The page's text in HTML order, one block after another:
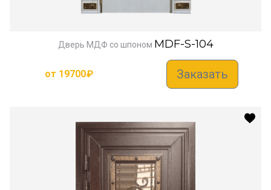
Дверь МДФ со шпоном MDF-S-104
от 19700₽ Заказать